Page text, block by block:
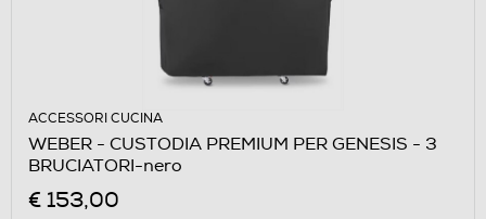
ACCESSORI CUCINA
WEBER - CUSTODIA PREMIUM PER GENESIS - 3
BRUCIATORI-nero
€ 153,00